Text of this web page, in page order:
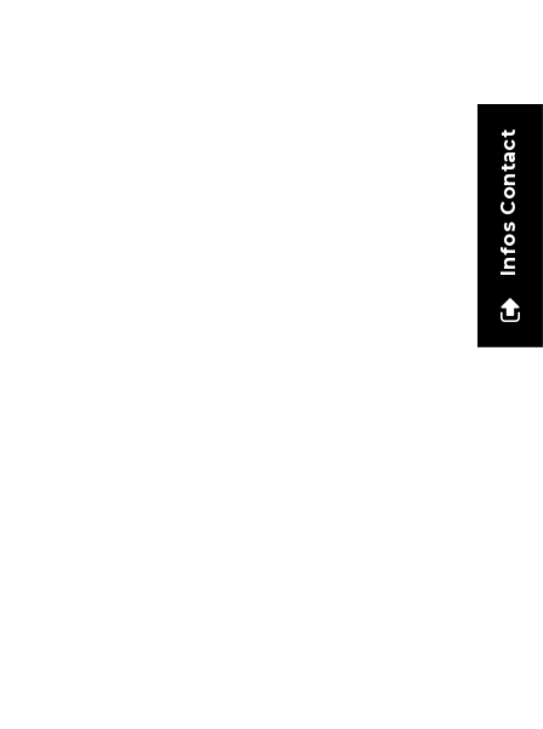
Infos Contact